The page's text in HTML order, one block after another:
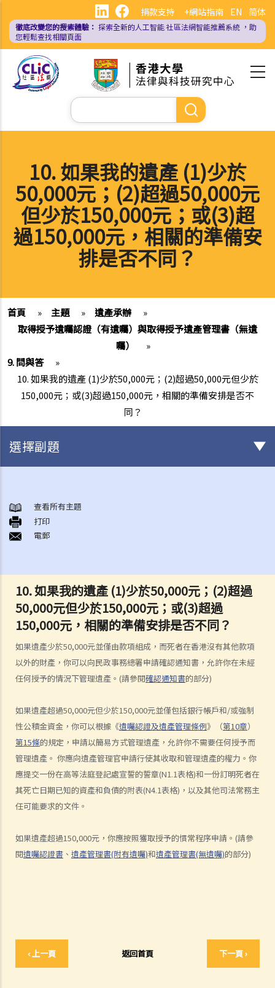
內
EN 简体
捐款支持 +網站指南
徹底改變您的搜索體驗： 探索全新的人工智能社區法網智能推薦系統 ，助
您輕鬆查找相關頁面
Search
10. 如果我的遺產 (1)少於
50,000元；(2)超過50,000元
但少於150,000元；或(3)超
過150,000元，相關的準備安
排是否不同？
首頁 » 主題 » 遺產承辦
»
取得授予遺囑認證（有遺囑）與取得授予遺產管理書（無遺
囑）
»
9. 問與答
»
10. 如果我的遺產 (1)少於50,000元；(2)超過50,000元但少於
150,000元；或(3)超過150,000元，相關的準備安排是否不
同？
10. 如果我的遺產 (1)少於50,000元；(2)超過
50,000元但少於150,000元；或(3)超過
150,000元，相關的準備安排是否不同？
如果遺產少於50,000元並僅由款項組成，而死者在香港沒有其他款項
以外的財產，你可以向民政事務總署申請確認通知書，允許你在未經
任何授予的情況下管理遺產。(請參閱確認通知書的部分)
如果遺產超過50,000元但少於150,000元並僅包括銀行帳戶和/或強制
性公積金資金，你可以根據《遺囑認證及遺產管理條例》（第10章）
第15條的規定，申請以簡易方式管理遺產，允許你不需要任何授予而
管理遺產。 你應向遺產管理官申請行使其收取和管理遺產的權力。你
應提交一份在高等法庭登記處宣誓的誓章(N1.1表格)和一份訂明死者在
其死亡日期已知的資產和負債的附表(N4.1表格)，以及其他司法常務主
任可能要求的文件。
如果遺產超過150,000元，你應按照獲取授予的慣常程序申請。(請參
閱遺囑認證書 、 遺產管理書(附有遺囑)和遺產管理書(無遺囑)的部分)
‹ 上一頁 返回首頁 下一頁 ›
選擇副題
1. 訂立遺囑的好處
2. 在授予承辦書方面，有遺囑的遺產與沒有遺囑的遺產有何分別?
如何訂立遺囑
Q1. 假如立遺囑人僅透過電話與律師討論遺囑內容，但從未簽署任何遺
囑，到底立遺囑人有沒有簽立有效的遺囑？
2. 在訂立遺囑之前，有甚麼事項需要考慮？
3. 訂立遺囑時有什麼要注意？
1. 遺囑與"平安紙"有甚麼分別？
2. 我非常擔心我的遺囑不會按照我的意願執行。我該怎麼做才能保證遺
囑在我死後能正確執行？
3. 我已經完全不愛我的妻子了，因此我打算不留任何東西給她，甚至在
遺囑中完全不提她的名字。我可否這樣做？
4. 立遺囑人可以同時訂立多份遺囑嗎？
5. 立遺囑人可以在遺囑中處理他的海外財產嗎？
7. 破產人士可以被委任為遺囑執行人/遺產管理人嗎？
8. 我可以不用律師的幫助而自行撰寫遺囑嗎？
撤銷遺囑
取得授予遺囑認證（有遺囑）與取得授予遺產管理書（無遺囑）
查看所有主題
打印
電郵